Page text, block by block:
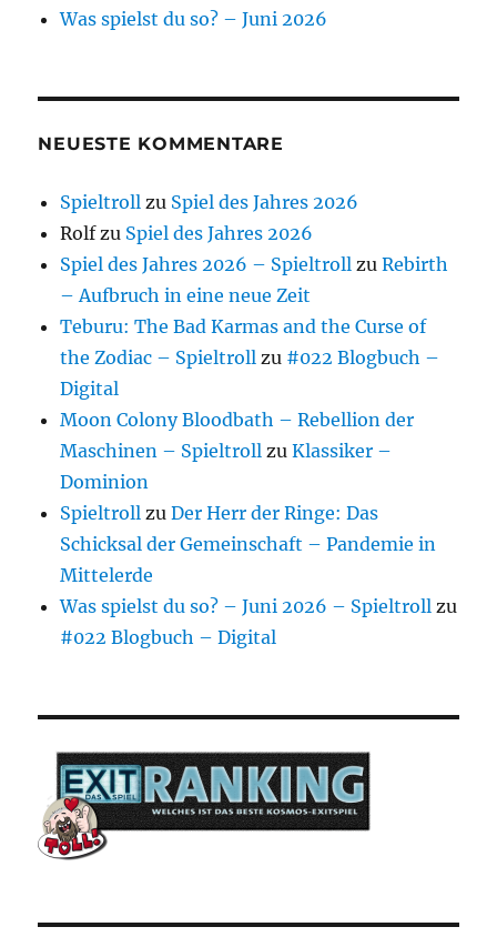
Was spielst du so? – Juni 2026
NEUESTE KOMMENTARE
Spieltroll zu Spiel des Jahres 2026
Rolfzu Spiel des Jahres 2026
Spiel des Jahres 2026 – Spieltroll zuRebirth
– Aufbruch in eine neue Zeit
Teburu: The Bad Karmas and the Curse of
the Zodiac – Spieltroll zu #022 Blogbuch –
Digital
Moon Colony Bloodbath – Rebellion der
Maschinen – Spieltroll zuKlassiker –
Dominion
Spieltroll zuDer Herr der Ringe: Das
Schicksal der Gemeinschaft – Pandemie in
Mittelerde
Was spielst du so? – Juni 2026 – Spieltroll zu
#022 Blogbuch – Digital